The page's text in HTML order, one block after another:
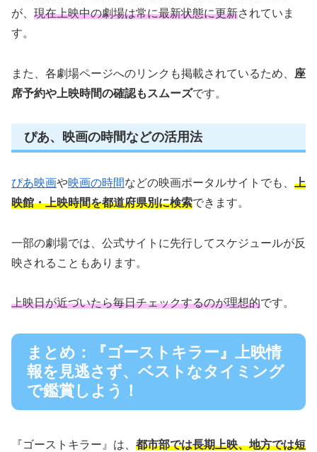
が、 現在上映中の劇場は常に最新状態に更新されていま
す。
また、各劇場ページへのリンクも掲載されているため、 座
席予約や上映時間の確認もスムーズです。
ぴあ、映画の時間などの活用法
ぴあ映画や映画の時間などの映画ポータルサイトでも、 上
映館・上映時間を都道府県別に検索できます。
一部の劇場では、公式サイトに先行してスケジュールが反
映されることもあります。
上映日が近づいたら毎日チェックするのが理想的です。
まとめ：『ゴーストキラー』上映情
報を見逃さず、ベストなタイミング
で鑑賞しよう！
『ゴーストキラー』は、 都市部では長期上映、地方では短